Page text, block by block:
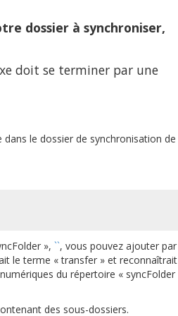
dossier à synchroniser,
doit se terminer par une
le dossier de synchronisation de
», ``, vous pouvez ajouter par
le terme « transfer » et reconnaîtrait
du répertoire « syncFolder
des sous-dossiers.